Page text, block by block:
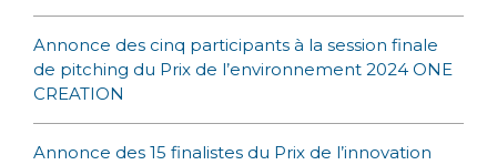
Annonce des cinq participants à la session finale
de pitching du Prix de l’environnement 2024 ONE
CREATION
Annonce des 15 finalistes du Prix de l’innovation